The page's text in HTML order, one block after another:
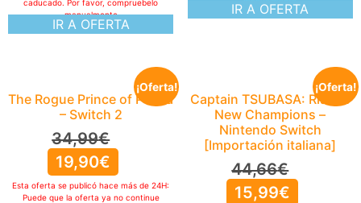
IR A OFERTA
caducado. Por favor, compruebelo
manualmente
IR A OFERTA
¡Oferta!
The Rogue Prince of Persia
– Switch 2
34,99€
19,90€
Esta oferta se publicó hace más de 24H:
Puede que la oferta ya no continue
¡Oferta!
Captain TSUBASA: Rise of
New Champions –
Nintendo Switch
[Importación italiana]
44,66€
15,99€